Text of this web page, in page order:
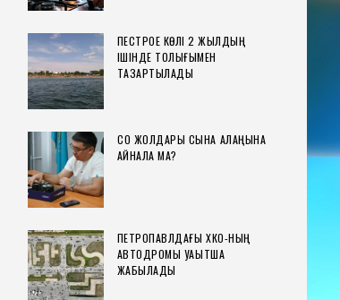
ПЕСТРОЕ КӨЛІ 2 ЖЫЛДЫҢ
ІШІНДЕ ТОЛЫҒЫМЕН
ТАЗАРТЫЛАДЫ
СҚО ЖОЛДАРЫ СЫНАҚ АЛАҢЫНА
АЙНАЛА МА?
ПЕТРОПАВЛДАҒЫ ХҚКО-НЫҢ
АВТОДРОМЫ УАҚЫТША
ЖАБЫЛАДЫ